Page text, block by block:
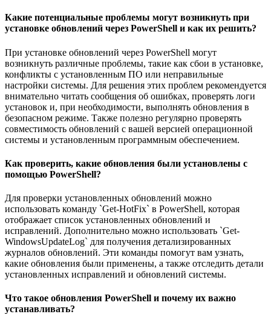
Какие потенциальные проблемы могут возникнуть при
установке обновлений через PowerShell и как их решить?
При установке обновлений через PowerShell могут
возникнуть различные проблемы, такие как сбои в установке,
конфликты с установленным ПО или неправильные
настройки системы. Для решения этих проблем рекомендуется
внимательно читать сообщения об ошибках, проверять логи
установок и, при необходимости, выполнять обновления в
безопасном режиме. Также полезно регулярно проверять
совместимость обновлений с вашей версией операционной
системы и установленным программным обеспечением.
Как проверить, какие обновления были установлены с
помощью PowerShell?
Для проверки установленных обновлений можно
использовать команду `Get-HotFix` в PowerShell, которая
отображает список установленных обновлений и
исправлений. Дополнительно можно использовать `Get-
WindowsUpdateLog` для получения детализированных
журналов обновлений. Эти команды помогут вам узнать,
какие обновления были применены, а также отследить детали
установленных исправлений и обновлений системы.
Что такое обновления PowerShell и почему их важно
устанавливать?